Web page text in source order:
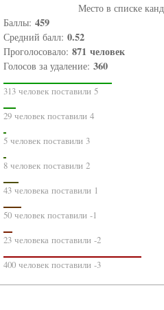
Место в списке
Баллы: 459
Средний балл: 0.52
Проголосовало: 871 человек
Голосов за удаление: 360
313 человек поставили 5
29 человек поставили 4
5 человек поставили 3
8 человек поставили 2
43 человека поставили 1
50 человек поставили -1
23 человека поставили -2
400 человек поставили -3